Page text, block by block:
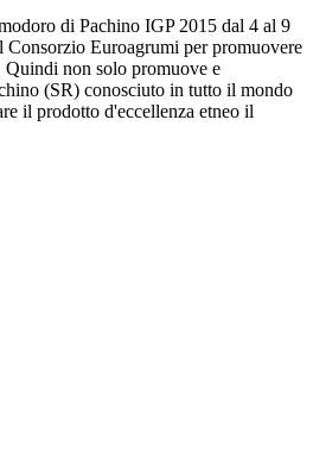
di Pachino IGP 2015 dal 4 al 9
Consorzio Euroagrumi per promuovere
non solo promuove e
(SR) conosciuto in tutto il mondo
il prodotto d'eccellenza etneo il